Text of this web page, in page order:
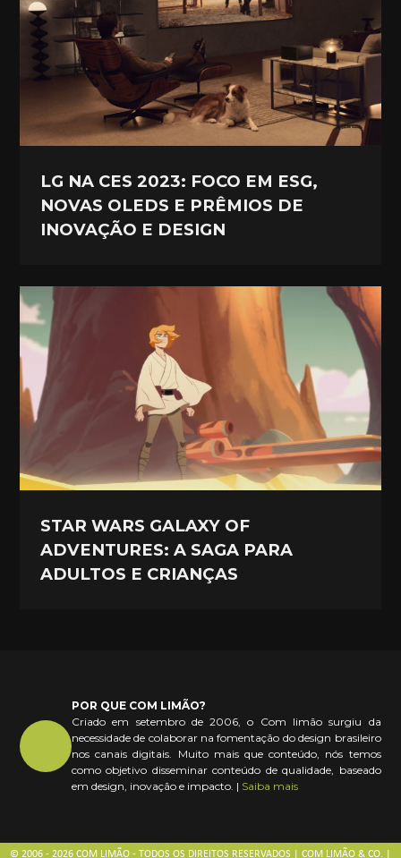
LG NA CES 2023: FOCO EM ESG,
NOVAS OLEDS E PRÊMIOS DE
INOVAÇÃO E DESIGN
STAR WARS GALAXY OF
ADVENTURES: A SAGA PARA
ADULTOS E CRIANÇAS
POR QUE COM LIMÃO?
Criado em setembro de 2006, o Com limão surgiu da
necessidade de colaborar na fomentação do design brasileiro
nos canais digitais. Muito mais que conteúdo, nós temos
como objetivo disseminar conteúdo de qualidade, baseado
em design, inovação e impacto. | Saiba mais
© 2006 - 2026 COM LIMÃO - TODOS OS DIREITOS RESERVADOS | COM LIMÃO & CO. |